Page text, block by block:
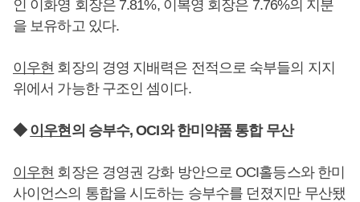
인 이화영 회장은 7.81%, 이복영 회장은 7.76%의 지분
을 보유하고 있다.
이우현 회장의 경영 지배력은 전적으로 숙부들의 지지
위에서 가능한 구조인 셈이다.
◆ 이우현의 승부수, OCI와 한미약품 통합 무산
이우현 회장은 경영권 강화 방안으로 OCI홀등스와 한미
사이언스의 통합을 시도하는 승부수를 던졌지만 무산됐